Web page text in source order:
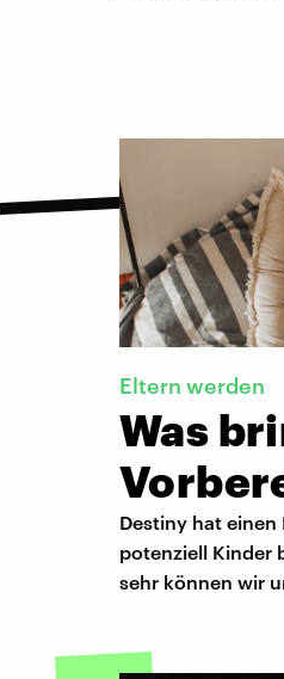
Eltern werden
Was
Destiny hat
potenziell Kinder
sehr können wir